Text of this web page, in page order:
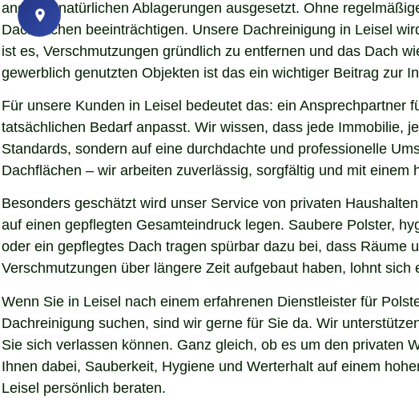
anderen natürlichen Ablagerungen ausgesetzt. Ohne
Dachflächen beeinträchtigen. Unsere Dachreinigung in Leisel
ist es, Verschmutzungen gründlich zu entfernen und das Dach
gewerblich genutzten Objekten ist das ein wichtiger Beitrag zur
Für unsere Kunden in Leisel bedeutet das: ein
tatsächlichen Bedarf anpasst. Wir wissen, dass jede Immobilie,
Standards, sondern auf eine durchdachte und professionelle
Dachflächen – wir arbeiten zuverlässig, sorgfältig und mit einem
Besonders geschätzt wird unser Service von privaten
auf einen gepflegten Gesamteindruck legen. Saubere Polster,
oder ein gepflegtes Dach tragen spürbar dazu bei, dass Räume
Verschmutzungen über längere Zeit aufgebaut haben, lohnt
Wenn Sie in Leisel nach einem erfahrenen Dienstleister für
Dachreinigung suchen, sind wir gerne für Sie da. Wir
Sie sich verlassen können. Ganz gleich, ob es um den privaten
Ihnen dabei, Sauberkeit, Hygiene und Werterhalt auf einem
Leisel persönlich beraten.